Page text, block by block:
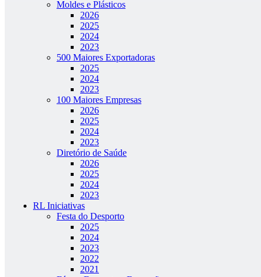
Moldes e Plásticos
2026
2025
2024
2023
500 Maiores Exportadoras
2025
2024
2023
100 Maiores Empresas
2026
2025
2024
2023
Diretório de Saúde
2026
2025
2024
2023
RL Iniciativas
Festa do Desporto
2025
2024
2023
2022
2021